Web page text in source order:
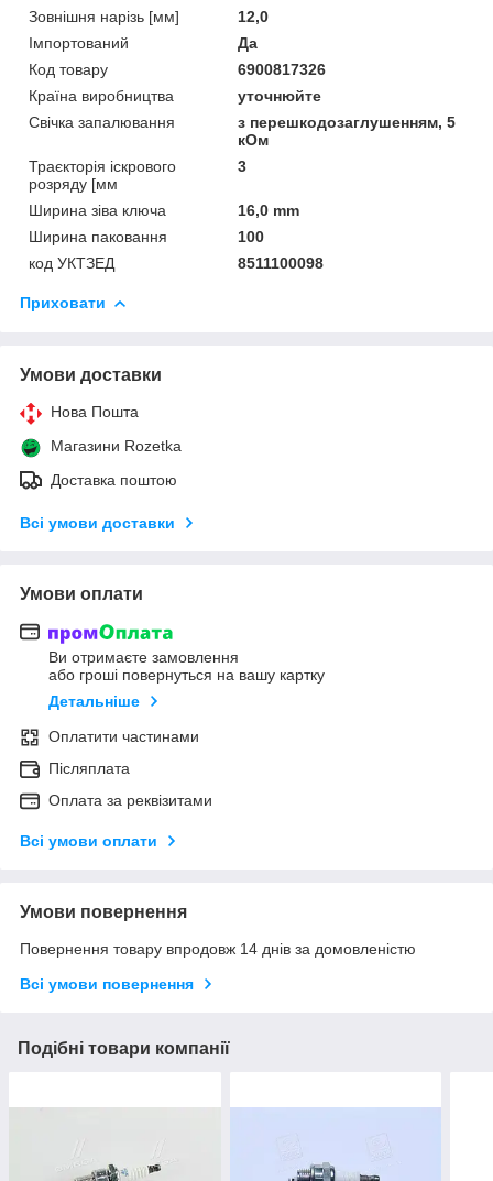
Зовнішня нарізь [мм]
12,0
Імпортований
Да
Код товару
6900817326
Країна виробництва
уточнюйте
Свічка запалювання
з перешкодозаглушенням, 5
кОм
Траєкторія іскрового
розряду [мм
3
Ширина зіва ключа
16,0 mm
Ширина паковання
100
код УКТЗЕД
8511100098
Приховати
Умови доставки
Нова Пошта
Магазини Rozetka
Доставка поштою
Всі умови доставки
Умови оплати
Ви отримаєте замовлення
або гроші повернуться на вашу картку
Детальніше
Оплатити частинами
Післяплата
Оплата за реквізитами
Всі умови оплати
Умови повернення
Повернення товару впродовж 14 днів за домовленістю
Всі умови повернення
Подібні товари компанії